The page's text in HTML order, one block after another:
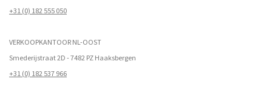
+31 (0) 182 555 050
VERKOOPKANTOOR NL-OOST
Smederijstraat 2D - 7482 PZ Haaksbergen
+31 (0) 182 537 966